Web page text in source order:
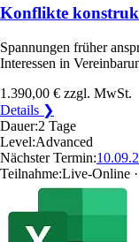
Konflikte
Spannungen früher
Interessen in
1.390,00 € zzgl. MwSt.
Details ❯
Dauer:2 Tage
Level:Advanced
Nächster Termin:
Teilnahme:Live-Online